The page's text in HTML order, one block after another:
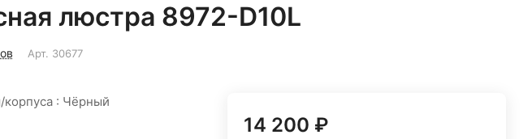
люстра 8972-D10L
Арт. 30677
: Чёрный
14 200 ₽